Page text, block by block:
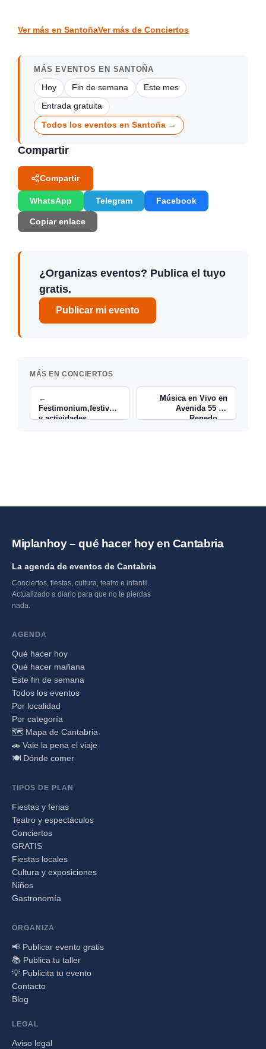
Ver más en SantoñaVer más de Conciertos
MÁS EVENTOS EN SANTOÑA
Hoy Fin de semana Este mes
Entrada gratuita
Todos los eventos en Santoña →
Compartir
Compartir
WhatsApp Telegram Facebook
Copiar enlace
¿Organizas eventos? Publica el tuyo
gratis.
Publicar mi evento
MÁS EN CONCIERTOS
←
Festimonium,festival
y actividades
Música en Vivo en
Avenida 55 de
Renedo →
Miplanhoy – qué hacer hoy en Cantabria
La agenda de eventos de Cantabria
Conciertos, fiestas, cultura, teatro e infantil.
Actualizado a diario para que no te pierdas
nada.
AGENDA
Qué hacer hoy
Qué hacer mañana
Este fin de semana
Todos los eventos
Por localidad
Por categoría
🗺️ Mapa de Cantabria
🚗 Vale la pena el viaje
🍽️ Dónde comer
TIPOS DE PLAN
Fiestas y ferias
Teatro y espectáculos
Conciertos
GRATIS
Fiestas locales
Cultura y exposiciones
Niños
Gastronomía
ORGANIZA
📢 Publicar evento gratis
📚 Publica tu taller
💡 Publicita tu evento
Contacto
Blog
LEGAL
Aviso legal